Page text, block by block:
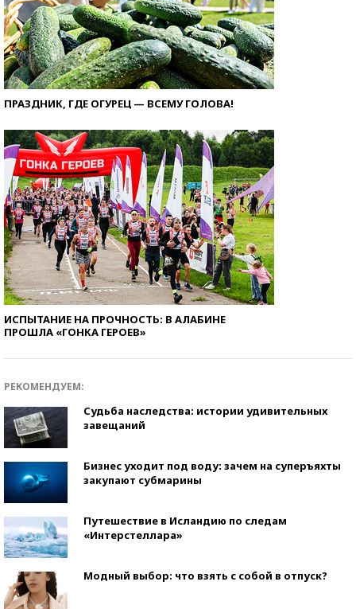
ПРАЗДНИК, ГДЕ ОГУРЕЦ — ВСЕМУ ГОЛОВА!
ИСПЫТАНИЕ НА ПРОЧНОСТЬ: В АЛАБИНЕ
ПРОШЛА «ГОНКА ГЕРОЕВ»
РЕКОМЕНДУЕМ:
Судьба наследства: истории удивительных
завещаний
Бизнес уходит под воду: зачем на суперъяхты
закупают субмарины
Путешествие в Исландию по следам
«Интерстеллара»
Модный выбор: что взять с собой в отпуск?